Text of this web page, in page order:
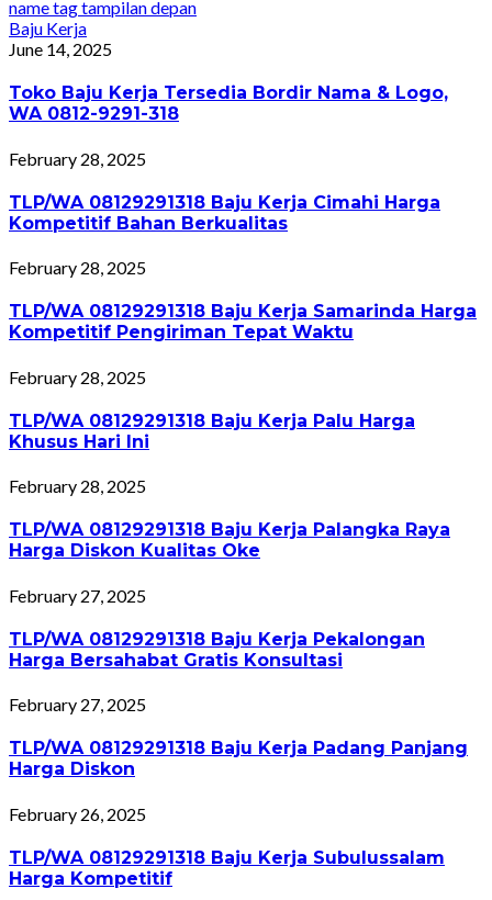
Baju Kerja
June 14, 2025
Toko Baju Kerja Tersedia Bordir Nama & Logo,
WA 0812-9291-318
February 28, 2025
TLP/WA 08129291318 Baju Kerja Cimahi Harga
Kompetitif Bahan Berkualitas
February 28, 2025
TLP/WA 08129291318 Baju Kerja Samarinda Harga
Kompetitif Pengiriman Tepat Waktu
February 28, 2025
TLP/WA 08129291318 Baju Kerja Palu Harga
Khusus Hari Ini
February 28, 2025
TLP/WA 08129291318 Baju Kerja Palangka Raya
Harga Diskon Kualitas Oke
February 27, 2025
TLP/WA 08129291318 Baju Kerja Pekalongan
Harga Bersahabat Gratis Konsultasi
February 27, 2025
TLP/WA 08129291318 Baju Kerja Padang Panjang
Harga Diskon
February 26, 2025
TLP/WA 08129291318 Baju Kerja Subulussalam
Harga Kompetitif